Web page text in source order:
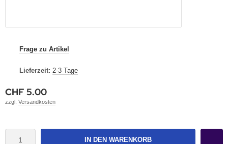
Frage zu Artikel
Lieferzeit: 2-3 Tage
CHF 5.00
zzgl. Versandkosten
IN DEN WARENKORB